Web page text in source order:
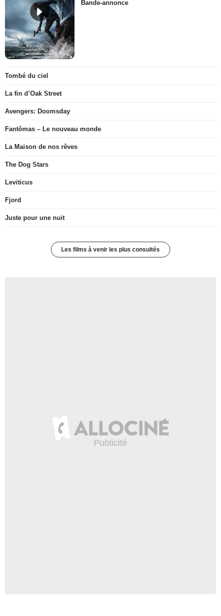
Bande-annonce
Tombé du ciel
La fin d’Oak Street
Avengers: Doomsday
Fantômas – Le nouveau monde
La Maison de nos rêves
The Dog Stars
Leviticus
Fjord
Juste pour une nuit
Les films à venir les plus consultés